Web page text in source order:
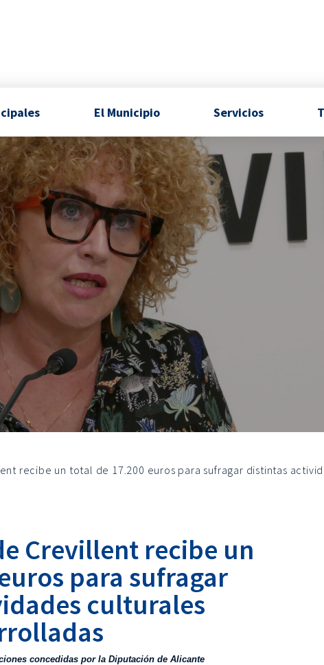
El Municipio Servicios
recibe un total de 17.200 euros para sufragar distintas
Crevillent recibe un
para sufragar
culturales
concedidas por la Diputación de Alicante